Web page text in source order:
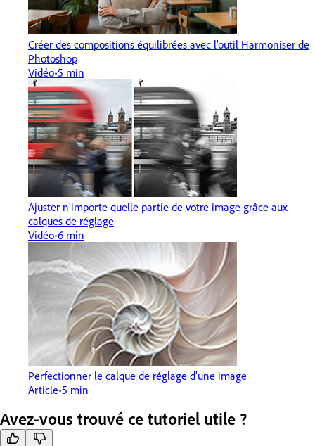
Créer des compositions équilibrées avec l’outil Harmoniser de
Photoshop
Vidéo 5 min
Ajuster n’importe quelle partie de votre image grâce aux
calques de réglage
Vidéo 6 min
Perfectionner le calque de réglage d’une image
Article 5 min
Avez-vous trouvé ce tutoriel utile ?